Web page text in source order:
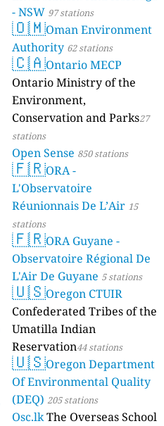
- NSW 97 stations
🇴🇲Oman Environment
Authority 62 stations
🇨🇦Ontario MECP
Ontario Ministry of the
Environment,
Conservation and Parks27
stations
Open Sense 850 stations
🇫🇷ORA -
L'Observatoire
Réunionnais De L’Air 15
stations
🇫🇷ORA Guyane -
Observatoire Régional De
L'Air De Guyane 5 stations
🇺🇸Oregon CTUIR
Confederated Tribes of the
Umatilla Indian
Reservation44 stations
🇺🇸Oregon Department
Of Environmental Quality
(DEQ) 205 stations
Osc.lkThe Overseas School